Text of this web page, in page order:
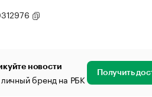
новости
бренд на РБК Получить